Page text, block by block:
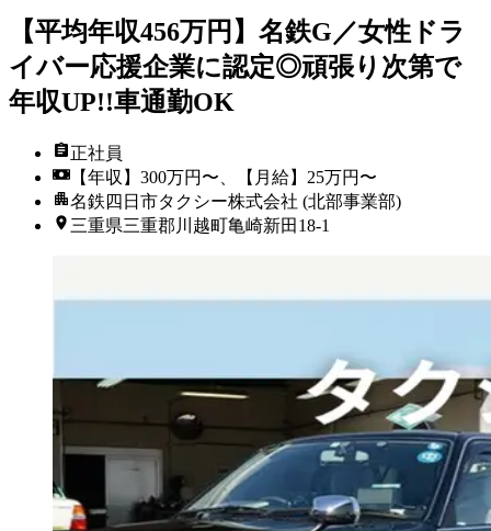
【平均年収456万円】名鉄G／女性ドラ
イバー応援企業に認定◎頑張り次第で
年収UP!!車通勤OK
正社員
【年収】300万円〜、【月給】25万円〜
名鉄四日市タクシー株式会社 (北部事業部)
三重県三重郡川越町亀崎新田18-1